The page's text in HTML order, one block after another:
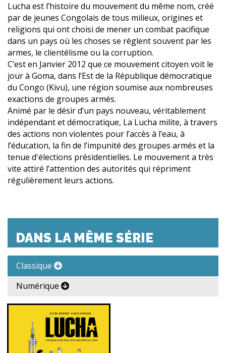
Lucha est l’histoire du mouvement du même nom, créé
par de jeunes Congolais de tous milieux, origines et
religions qui ont choisi de mener un combat pacifique
dans un pays où les choses se règlent souvent par les
armes, le clientélisme ou la corruption.
C’est en Janvier 2012 que ce mouvement citoyen voit le
jour à Goma, dans l’Est de la République démocratique
du Congo (Kivu), une région soumise aux nombreuses
exactions de groupes armés.
Animé par le désir d’un pays nouveau, véritablement
indépendant et démocratique, La Lucha milite, à travers
des actions non violentes pour l’accès à l’eau, à
l’éducation, la fin de l’impunité des groupes armés et la
tenue d'élections présidentielles. Le mouvement a très
vite attiré l’attention des autorités qui répriment
régulièrement leurs actions.
DANS LA MÊME SÉRIE
Classique
Numérique